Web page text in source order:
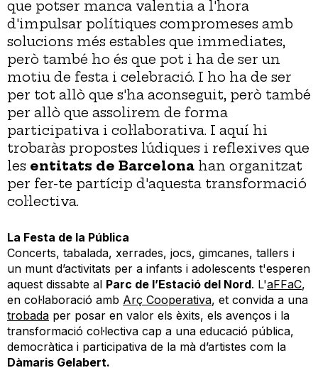
que potser manca valentia a l'hora
d'impulsar polítiques compromeses amb
solucions més estables que immediates,
però també ho és que pot i ha de ser un
motiu de festa i celebració. I ho ha de ser
per tot allò que s'ha aconseguit, però també
per allò que assolirem de forma
participativa i col·laborativa. I aquí hi
trobaràs propostes lúdiques i reflexives que
les entitats de Barcelona han organitzat
per fer-te partícip d'aquesta transformació
col·lectiva.
La Festa de la Pública
Concerts, tabalada, xerrades, jocs, gimcanes, tallers i
un munt d’activitats per a infants i adolescents t'esperen
aquest dissabte al Parc de l’Estació del Nord. L'aFFaC,
en col·laboració amb Arç Cooperativa, et convida a una
trobada per posar en valor els èxits, els avenços i la
transformació col·lectiva cap a una educació pública,
democràtica i participativa de la mà d’artistes com la
Dàmaris Gelabert.